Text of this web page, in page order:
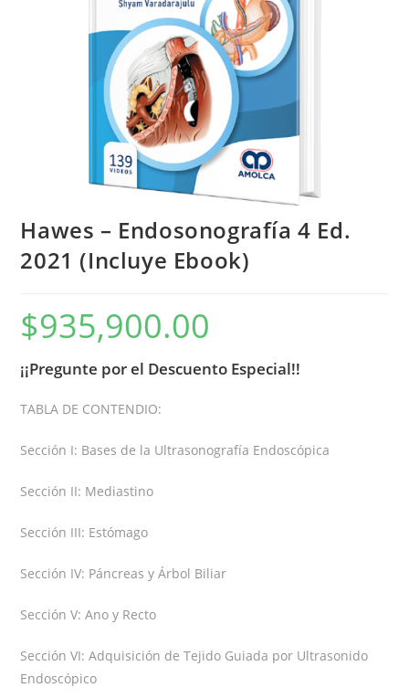
Hawes – Endosonografía 4 Ed.
2021 (Incluye Ebook)
$935,900.00
¡¡Pregunte por el Descuento Especial!!
TABLA DE CONTENDIO:
Sección I: Bases de la Ultrasonografía Endoscópica
Sección II: Mediastino
Sección III: Estómago
Sección IV: Páncreas y Árbol Biliar
Sección V: Ano y Recto
Sección VI: Adquisición de Tejido Guiada por Ultrasonido
Endoscópico